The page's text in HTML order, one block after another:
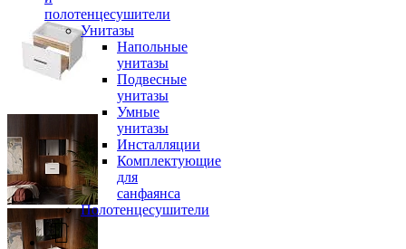
полотенцесушители
Унитазы
Напольные
унитазы
Подвесные
унитазы
Умные
унитазы
Инсталляции
Комплектующие
для
санфаянса
Полотенцесушители